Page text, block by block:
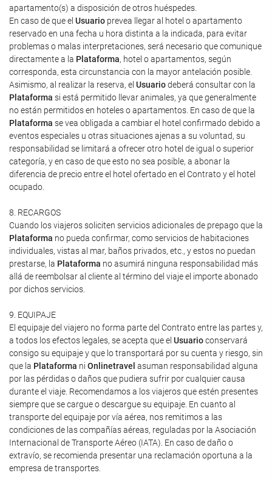
apartamento(s) a disposición de otros huéspedes.
En caso de que el Usuario prevea llegar al hotel o apartamento
reservado en una fecha u hora distinta a la indicada, para evitar
problemas o malas interpretaciones, será necesario que comunique
directamente a la Plataforma, hotel o apartamentos, según
corresponda, esta circunstancia con la mayor antelación posible.
Asimismo, al realizar la reserva, el Usuariodeberá consultar con la
Plataforma si está permitido llevar animales, ya que generalmente
no están permitidos en hoteles o apartamentos. En caso de que la
Plataforma se vea obligada a cambiar el hotel confirmado debido a
eventos especiales u otras situaciones ajenas a su voluntad, su
responsabilidad se limitará a ofrecer otro hotel de igual o superior
categoría, y en caso de que esto no sea posible, a abonar la
diferencia de precio entre el hotel ofertado en el Contrato y el hotel
ocupado.
8. RECARGOS
Cuando los viajeros soliciten servicios adicionales de prepago que la
Plataforma no pueda confirmar, como servicios de habitaciones
individuales, vistas al mar, baños privados, etc., y estos no puedan
prestarse, la Plataforma no asumirá ninguna responsabilidad más
allá de reembolsar al cliente al término del viaje el importe abonado
por dichos servicios.
9. EQUIPAJE
El equipaje del viajero no forma parte del Contrato entre las partes y,
a todos los efectos legales, se acepta que el Usuarioconservará
consigo su equipaje y que lo transportará por su cuenta y riesgo, sin
que la Plataforma ni Onlinetravel asuman responsabilidad alguna
por las pérdidas o daños que pudiera sufrir por cualquier causa
durante el viaje. Recomendamos a los viajeros que estén presentes
siempre que se cargue o descargue su equipaje. En cuanto al
transporte del equipaje por vía aérea, nos remitimos a las
condiciones de las compañías aéreas, reguladas por la Asociación
Internacional de Transporte Aéreo (IATA). En caso de daño o
extravío, se recomienda presentar una reclamación oportuna a la
empresa de transportes.